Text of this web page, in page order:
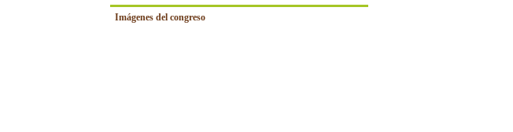
Imágenes del congreso